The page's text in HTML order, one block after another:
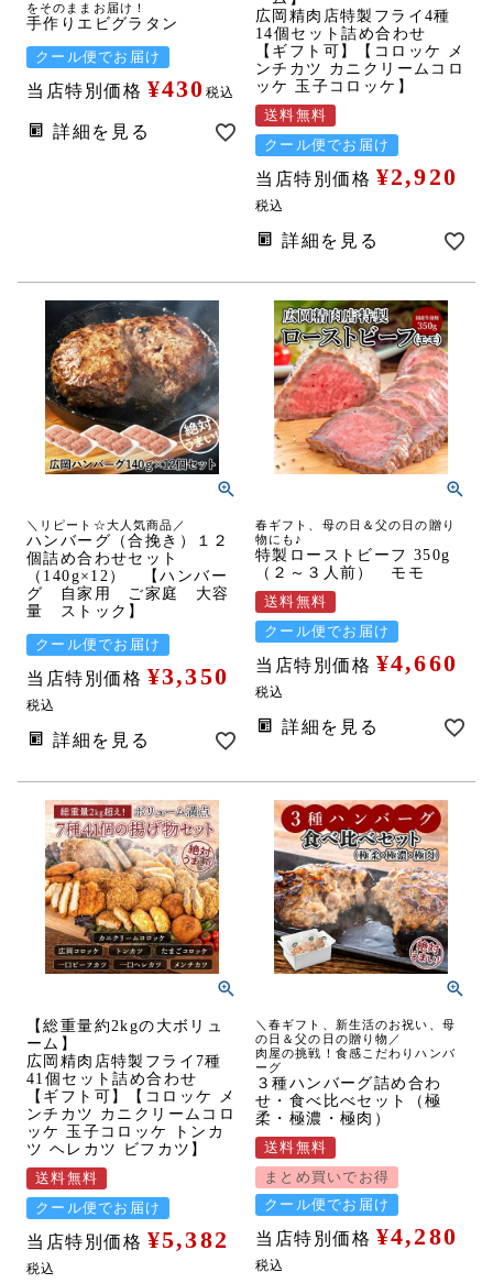
をそのままお届け！
手作りエビグラタン
クール便でお届け
当店特別価格 ¥430 税込
詳細を見る
広岡精肉店特製フライ4種
14個セット詰め合わせ
【ギフト可】【コロッケ メ
ンチカツ カニクリームコロ
ッケ 玉子コロッケ】
送料無料
クール便でお届け
当店特別価格 ¥2,920
税込
詳細を見る
＼リピート☆大人気商品／
ハンバーグ（合挽き）１２
個詰め合わせセット
（140g×12） 【ハンバー
グ 自家用 ご家庭 大容
量 ストック】
クール便でお届け
当店特別価格 ¥3,350
税込
詳細を見る
春ギフト、母の日＆父の日の贈り
物にも♪
特製ローストビーフ 350g
（２～３人前） モモ
送料無料
クール便でお届け
当店特別価格 ¥4,660
税込
詳細を見る
【総重量約2kgの大ボリュ
ーム】
広岡精肉店特製フライ7種
41個セット詰め合わせ
【ギフト可】【コロッケ メ
ンチカツ カニクリームコロ
ッケ 玉子コロッケ トンカ
ツ ヘレカツ ビフカツ】
送料無料
クール便でお届け
当店特別価格 ¥5,382
税込
＼春ギフト、新生活のお祝い、母
の日＆父の日の贈り物／
肉屋の挑戦！食感こだわりハンバ
ーグ
３種ハンバーグ詰め合わ
せ・食べ比べセット（極
柔・極濃・極肉）
送料無料
まとめ買いでお得
クール便でお届け
当店特別価格 ¥4,280
税込